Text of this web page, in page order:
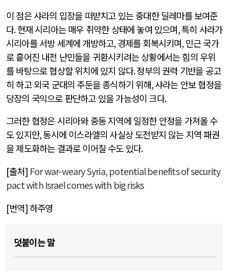
이 점은 샤라의 입장을 떠받치고 있는 중대한 딜레마를 보여준
다.현재 시리아는 매우 취약한 상태에 놓여 있으며,특히 샤라가
시리아를 서방 세계에 개방하고, 경제를 회복시키며, 인근 국가
로 흩어진 내전 난민들을 귀환시키려는 상황에서는 힘의 우위
를 바탕으로 협상할 위치에 있지 않다.정부의 권력 기반을 공고
히 하고 외국 군대의 주둔을 종식하기 위해,샤라는 안보 협정을
당장의 국익으로 판단하고 있을 가능성이 크다.
그러한 협정은 시리아와 중동 지역에 일정한 안정을 가져올 수
도 있지만,동시에 이스라엘의 사실상 도전받지 않는 지역 패권
을 제도화하는 결과로 이어질 수도 있다.
[출처] For war-weary Syria, potential benefits of security
pact with Israel comes with big risks
[번역] 하주영
덧붙이는 말